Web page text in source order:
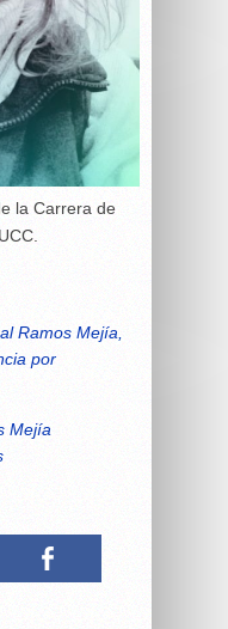
la Carrera de
Ramos Mejía,
por
Mejía